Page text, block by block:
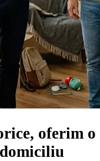
oferim o